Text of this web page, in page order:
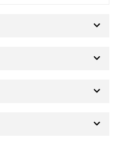
ve diğer konularda
kullanarak tarafımıza